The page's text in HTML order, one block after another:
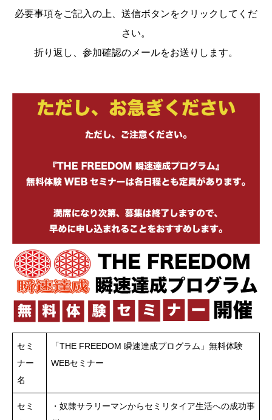
必要事項をご記入の上、送信ボタンをクリックしてくだ
さい。
折り返し、参加確認のメールをお送りします。
セミ
ナー
名
「THE FREEDOM 瞬速達成プログラム」無料体験
WEBセミナー
セミ
・奴隷サラリーマンからセミリタイア生活への成功事